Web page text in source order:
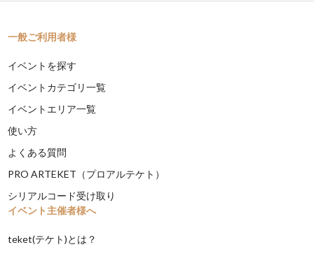
一般ご利用者様
イベントを探す
イベントカテゴリ一覧
イベントエリア一覧
使い方
よくある質問
PRO ARTEKET（プロアルテケト）
シリアルコード受け取り
イベント主催者様へ
teket(テケト)とは？